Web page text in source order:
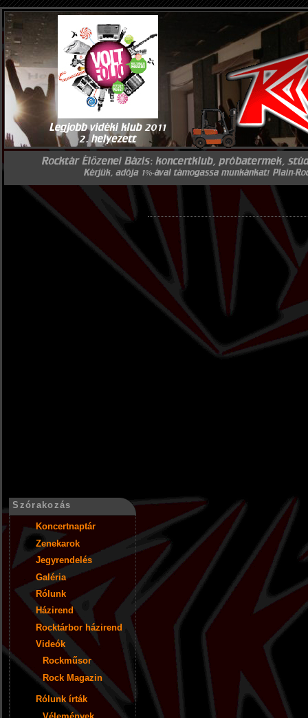
Szórakozás
Koncertnaptár
Zenekarok
Jegyrendelés
Galéria
Rólunk
Házirend
Rocktárbor házirend
Videók
Rockműsor
Rock Magazin
Rólunk írták